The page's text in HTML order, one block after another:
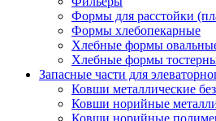
Формы для расстойки
Формы хлебопекарные
Хлебные формы
Хлебные формы
Запасные части для
Ковши металлические
Ковши норийные
Ковши норийные